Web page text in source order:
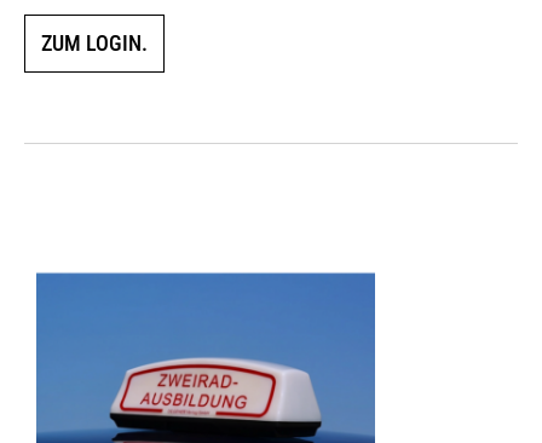
ZUM LOGIN.